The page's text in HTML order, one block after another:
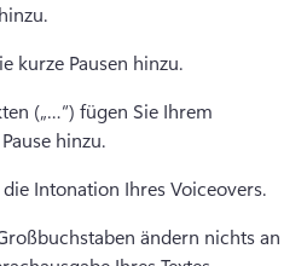
kurze Pausen hinzu.
(„…“) fügen Sie Ihrem
hinzu.
Intonation Ihres Voiceovers.
ändern nichts an